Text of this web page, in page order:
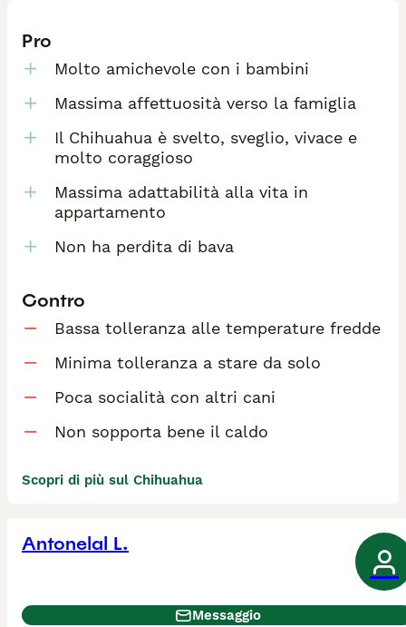
Pro
Molto amichevole con i bambini
Massima affettuosità verso la famiglia
Il Chihuahua è svelto, sveglio, vivace e
molto coraggioso
Massima adattabilità alla vita in
appartamento
Non ha perdita di bava
Contro
Bassa tolleranza alle temperature fredde
Minima tolleranza a stare da solo
Poca socialità con altri cani
Non sopporta bene il caldo
Scopri di più sul Chihuahua
Antonelal L.
Messaggio